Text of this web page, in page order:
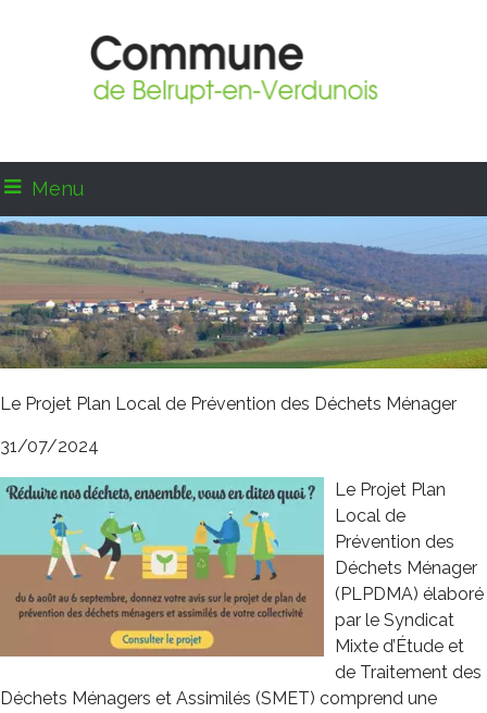
Menu
Le Projet Plan Local de Prévention des Déchets Ménager
31/07/2024
Le Projet Plan
Local de
Prévention des
Déchets Ménager
(PLPDMA) élaboré
par le Syndicat
Mixte d’Étude et
de Traitement des
Déchets Ménagers et Assimilés (SMET) comprend une